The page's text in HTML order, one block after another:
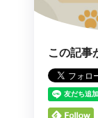
この記事